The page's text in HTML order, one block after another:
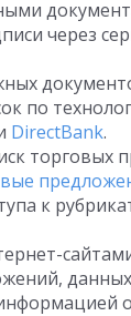
через
по
DirectBank.
торговых
к
о